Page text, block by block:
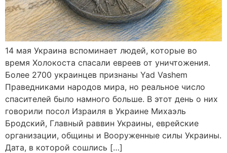
14 мая Украина вспоминает людей, которые во
время Холокоста спасали евреев от уничтожения.
Более 2700 украинцев признаны Yad Vashem
Праведниками народов мира, но реальное число
спасителей было намного больше. В этот день о них
говорили посол Израиля в Украине Михаэль
Бродский, Главный раввин Украины, еврейские
организации, общины и Вооруженные силы Украины.
Дата, в которой сошлись […]